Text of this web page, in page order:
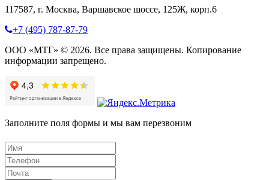
117587, г. Москва, Варшавское шоссе, 125Ж, корп.6
+7 (495) 787-87-79
ООО «МТГ» © 2026. Все права защищены. Копирование
информации запрещено.
Заполните поля формы и мы вам перезвоним